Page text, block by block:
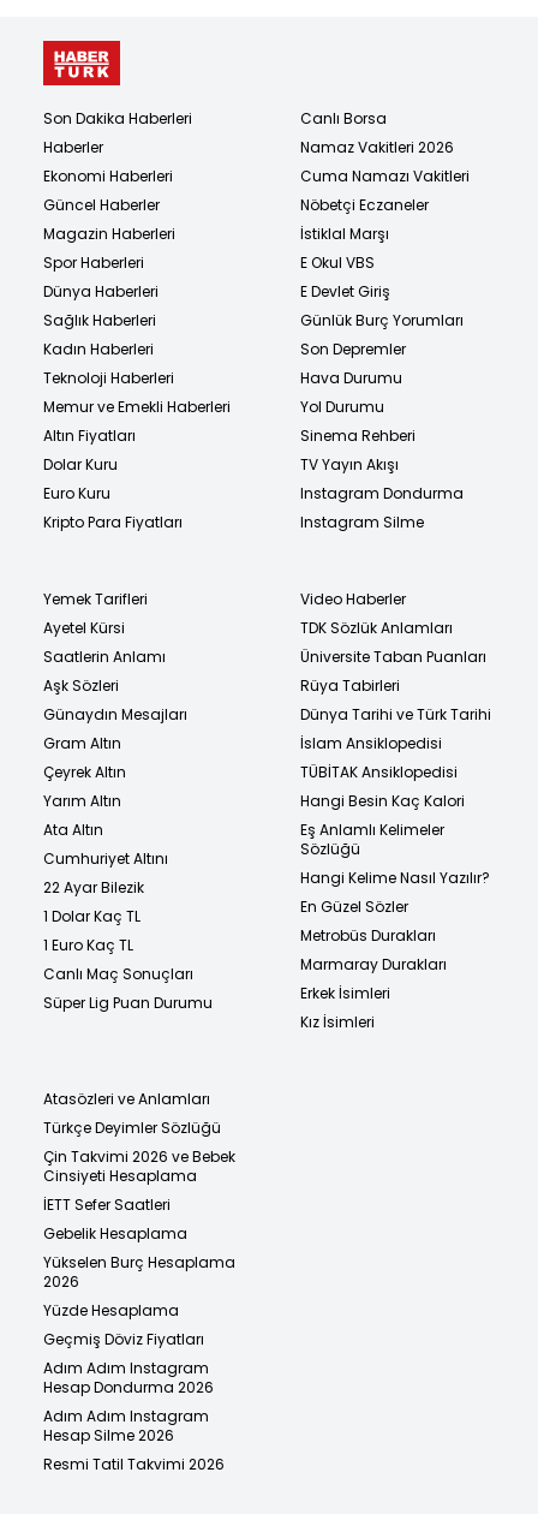
Son Dakika Haberleri
Haberler
Ekonomi Haberleri
Güncel Haberler
Magazin Haberleri
Spor Haberleri
Dünya Haberleri
Sağlık Haberleri
Kadın Haberleri
Teknoloji Haberleri
Memur ve Emekli Haberleri
Altın Fiyatları
Dolar Kuru
Euro Kuru
Kripto Para Fiyatları
Canlı Borsa
Namaz Vakitleri 2026
Cuma Namazı Vakitleri
Nöbetçi Eczaneler
İstiklal Marşı
E Okul VBS
E Devlet Giriş
Günlük Burç Yorumları
Son Depremler
Hava Durumu
Yol Durumu
Sinema Rehberi
TV Yayın Akışı
Instagram Dondurma
Instagram Silme
Yemek Tarifleri
Ayetel Kürsi
Saatlerin Anlamı
Aşk Sözleri
Günaydın Mesajları
Gram Altın
Çeyrek Altın
Yarım Altın
Ata Altın
Cumhuriyet Altını
22 Ayar Bilezik
1 Dolar Kaç TL
1 Euro Kaç TL
Canlı Maç Sonuçları
Süper Lig Puan Durumu
Video Haberler
TDK Sözlük Anlamları
Üniversite Taban Puanları
Rüya Tabirleri
Dünya Tarihi ve Türk Tarihi
İslam Ansiklopedisi
TÜBİTAK Ansiklopedisi
Hangi Besin Kaç Kalori
Eş Anlamlı Kelimeler
Sözlüğü
Hangi Kelime Nasıl Yazılır?
En Güzel Sözler
Metrobüs Durakları
Marmaray Durakları
Erkek İsimleri
Kız İsimleri
Atasözleri ve Anlamları
Türkçe Deyimler Sözlüğü
Çin Takvimi 2026 ve Bebek
Cinsiyeti Hesaplama
İETT Sefer Saatleri
Gebelik Hesaplama
Yükselen Burç Hesaplama
2026
Yüzde Hesaplama
Geçmiş Döviz Fiyatları
Adım Adım Instagram
Hesap Dondurma 2026
Adım Adım Instagram
Hesap Silme 2026
Resmi Tatil Takvimi 2026